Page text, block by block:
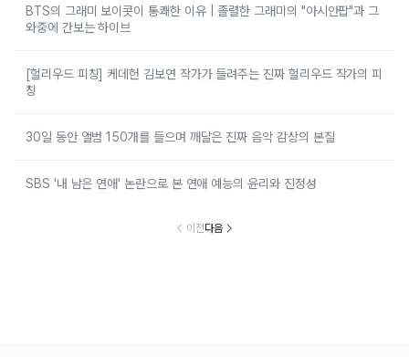
BTS의 그래미 보이콧이 통쾌한 이유 | 졸렬한 그래미의 "아시안팝"과 그
와중에 간보는 하이브
[헐리우드 피칭] 케데헌 김보연 작가가 들려주는 진짜 헐리우드 작가의 피
칭
30일 동안 앨범 150개를 들으며 깨달은 진짜 음악 감상의 본질
SBS '내 남은 연애' 논란으로 본 연애 예능의 윤리와 진정성
이전다음